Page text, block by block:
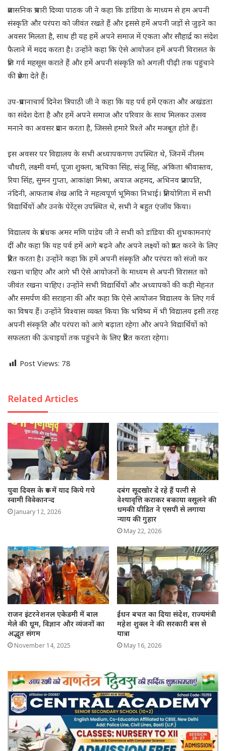
प्रशासनिक प्रभारी दिव्या पाठक जी ने कहा कि डांडिया के माध्यम से हम अपनी
संस्कृति और परंपरा को जीवंत रखते हैं और इससे हमें अपनी जड़ों से जुड़ने का
अवसर मिलता है, साथ ही यह हमें अपने समाज में एकता और सौहार्द्र का संदेश
फैलाने में मदद करता है। उन्होंने कहा कि ऐसे आयोजन हमें अपनी विरासत के
प्रति गर्व महसूस कराते हैं और हमें अपनी संस्कृति को अगली पीढ़ी तक पहुंचाने
की प्रेरणा देते हैं।
उप-प्रधानाचार्य दिनेश त्रिपाठी जी ने कहा कि यह पर्व हमें एकता और अखंडता
का संदेश देता है और हमें अपने समाज और परिवार के साथ मिलकर उत्सव
मनाने का अवसर प्रदान करता है, जिससे हमारे रिश्ते और मजबूत होते हैं।
इस अवसर पर विद्यालय के सभी अध्यापकगण उपस्थित थे, जिनमें नीलम
चौधरी, लक्ष्मी वर्मा, पूजा शुक्ला, ऋचिका सिंह, संजू सिंह, अंकिता श्रीवास्तव,
रिया सिंह, सुमन गुप्ता, आकांक्षा मिश्रा, अयाज अहमद, अभिनव प्रजापति,
नंदिनी, आफताब शेख आदि ने महत्वपूर्ण भूमिका निभाई। प्रतियोगिता में सभी
विद्यार्थियों और उनके पेरेंट्स उपस्थित थे, सभी ने बहुत एंजॉय किया।
विद्यालय के प्रबंधक अमर मणि पांडेय जी ने सभी को डांडिया की शुभकामनाएं
दीं और कहा कि यह पर्व हमें आगे बढ़ने और अपने लक्ष्यों को प्राप्त करने के लिए
प्रेरित करता है। उन्होंने कहा कि हमें अपनी संस्कृति और परंपरा को संजो कर
रखना चाहिए और आगे भी ऐसे आयोजनों के माध्यम से अपनी विरासत को
जीवंत रखना चाहिए। उन्होंने सभी विद्यार्थियों और अध्यापकों की कड़ी मेहनत
और समर्पण की सराहना की और कहा कि ऐसे आयोजन विद्यालय के लिए गर्व
का विषय हैं। उन्होंने विश्वास व्यक्त किया कि भविष्य में भी विद्यालय इसी तरह
अपनी संस्कृति और परंपरा को आगे बढ़ाता रहेगा और अपने विद्यार्थियों को
सफलता की ऊंचाइयों तक पहुंचने के लिए प्रेरित करता रहेगा।
Post Views: 78
Related Articles
युवा दिवस के रूप में याद किये गये
स्वामी विवेकानन्द
January 12, 2026
दबंग सूदखोर दे रहे हैं पत्नी से
वेश्यावृत्ति कराकर बकाया वसूलने की
धमकी पीडित ने एसपी से लगाया
न्याय की गुहार
May 22, 2026
राजन इंटरनेशनल एकेडमी में बाल
मेले की धूम, विज्ञान और व्यंजनों का
अद्भुत संगम
November 14, 2025
ईंधन बचत का दिया संदेश, राज्यमंत्री
महेश शुक्ल ने की सरकारी बस से
यात्रा
May 16, 2026